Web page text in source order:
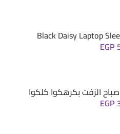
Black Daisy Laptop
EGP
EGP